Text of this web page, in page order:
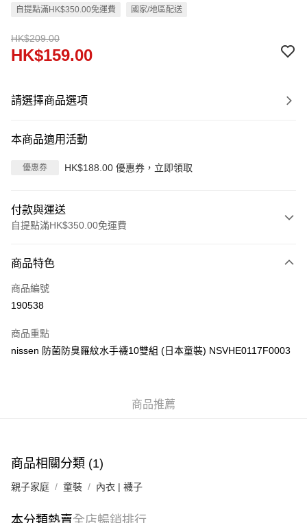
自提點滿HK$350.00免運費 國家/地區配送
HK$209.00
HK$159.00
請選擇商品選項
本商品適用活動
優惠券 HK$188.00 優惠券，立即領取
付款與運送
自提點滿HK$350.00免運費
信用卡
Apple Pay
PayMe
付款後順豐站及營業點
每筆HK$40.00，滿HK$350.00或以上免運費
付款後順豐合作便利店
商品特色
商品編號
190538
商品重點
nissen 防菌防臭羅紋水手襪10雙組 (日本童裝) NSVHE0117F0003
商品推薦
商品相關分類 (1)
親子家庭 童裝 內衣 | 襪子
本分類熱賣全店暢銷排行